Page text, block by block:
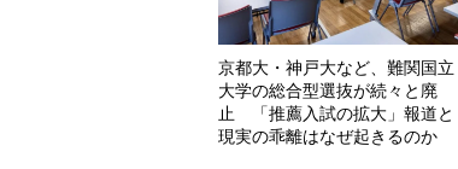
京都大・神戸大など、難関国立
大学の総合型選抜が続々と廃
止 「推薦入試の拡大」報道と
現実の乖離はなぜ起きるのか